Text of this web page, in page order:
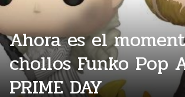
Ahora es el
chollos Funko Pop
PRIME DAY